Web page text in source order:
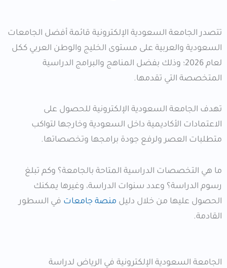
تتصدر الجامعة السعودية الإلكترونية قائمة أفضل الجامعات
السعودية والعربية على مستوى الخليج والوطن العربي ككل
لعام 2026؛ وذلك بفضل المناهج والبرامج الدراسية
المتخصصة التي تقدمها.
تهدف الجامعة السعودية الإلكترونية للحصول على
الاعتمادات الأكاديمية داخل السعودية وخارجها لتواكب
متطلبات العصر ولرفع جودة برامجها وتخصصاتها.
ما هي التخصصات الدراسية المتاحة بالجامعة؟ وكم تبلغ
رسوم الدراسة؟ وعدد سنوات الدراسة، وغيرها يمكنك
الحصول عليها من خلال دليل منصة جامعات في السطور
القادمة.
الجامعة السعودية الإلكترونية في الرياض لدراسة